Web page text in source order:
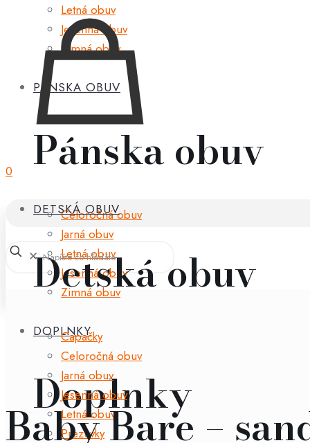
Letná obuv
Jesenná obuv
Zimná obuv
PÁNSKA OBUV
Pánska obuv
Celoročná obuv
Jarná obuv
Letná obuv
Jesenná obuv
Zimná obuv
DOPLNKY
Doplnky
0
DETSKÁ OBUV
Detská obuv
Capačky
Celoročná obuv
Jarná obuv
Jesenná obuv
Letná obuv
Prezuvky
✕
Baby Bare –